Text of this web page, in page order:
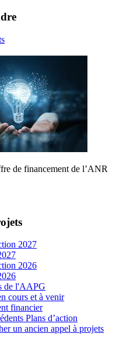
de financement de l’ANR
2027
2026
de l'AAPG
cours et à venir
financier
Plans d’action
un ancien appel à projets